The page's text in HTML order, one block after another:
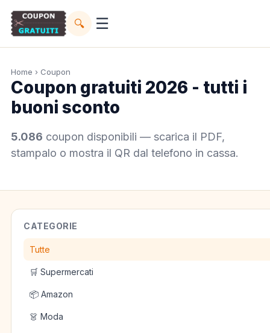
🔍 ☰
Home › Coupon
Coupon gratuiti 2026 - tutti i
buoni sconto
5.086 coupon disponibili — scarica il PDF,
stampalo o mostra il QR dal telefono in cassa.
CATEGORIE
Tutte
🛒 Supermercati
📦 Amazon
👗 Moda